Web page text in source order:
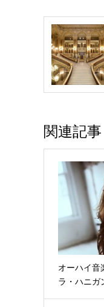
関連記事
オーハイ音
ラ・ハニガ